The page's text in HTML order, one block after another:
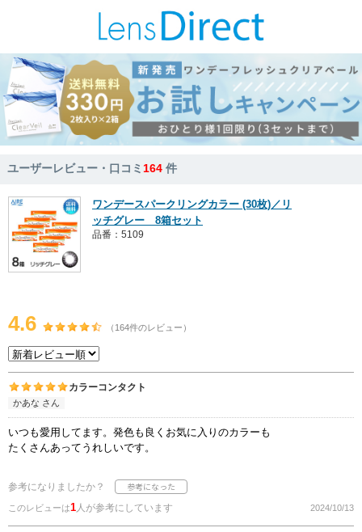
ユーザーレビュー・口コミ164 件
ワンデースパークリングカラー (30枚)／リ
ッチグレー 8箱セット
品番：5109
4.6 （164件のレビュー）
カラーコンタクト
かあな さん
いつも愛用してます。発色も良くお気に入りのカラーも
たくさんあってうれしいです。
参考になりましたか？
このレビューは1人が参考にしています 2024/10/13